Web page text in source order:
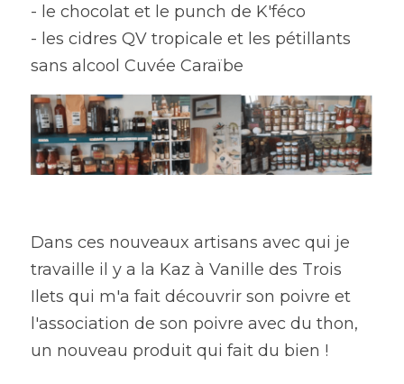
- le chocolat et le punch de K'féco
- les cidres QV tropicale et les pétillants
sans alcool Cuvée Caraïbe
Dans ces nouveaux artisans avec qui je
travaille il y a la Kaz à Vanille des Trois
Ilets qui m'a fait découvrir son poivre et
l'association de son poivre avec du thon,
un nouveau produit qui fait du bien !